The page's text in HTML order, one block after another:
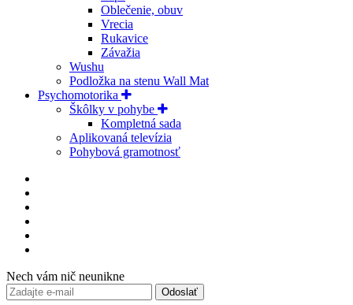
Oblečenie, obuv
Vrecia
Rukavice
Závažia
Wushu
Podložka na stenu Wall Mat
Psychomotorika
Škôlky v pohybe
Kompletná sada
Aplikovaná televízia
Pohybová gramotnosť
Nech vám nič neunikne
Odoslať